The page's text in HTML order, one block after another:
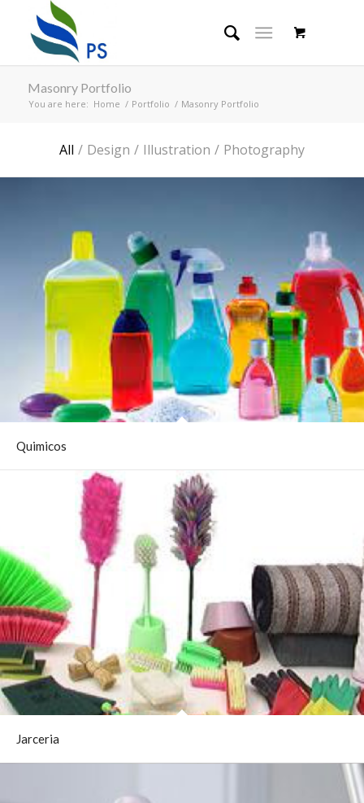
Masonry Portfolio
You are here: Home / Portfolio / Masonry Portfolio
All / Design / Illustration / Photography
Quimicos
Jarceria